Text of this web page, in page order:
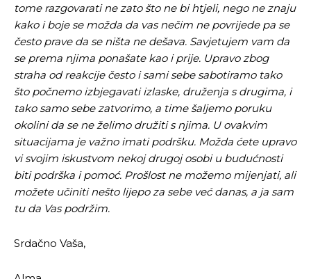
tome razgovarati ne zato što ne bi htjeli, nego ne znaju
kako i boje se možda da vas nečim ne povrijede pa se
često prave da se ništa ne dešava. Savjetujem vam da
se prema njima ponašate kao i prije. Upravo zbog
straha od reakcije često i sami sebe sabotiramo tako
što počnemo izbjegavati izlaske, druženja s drugima, i
tako samo sebe zatvorimo, a time šaljemo poruku
okolini da se ne želimo družiti s njima. U ovakvim
situacijama je važno imati podršku. Možda ćete upravo
vi svojim iskustvom nekoj drugoj osobi u budućnosti
biti podrška i pomoć. Prošlost ne možemo mijenjati, ali
možete učiniti nešto lijepo za sebe već danas, a ja sam
tu da Vas podržim.
Srdačno Vaša,